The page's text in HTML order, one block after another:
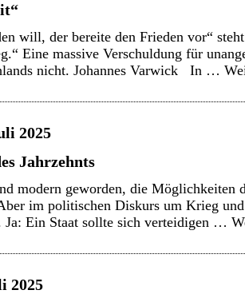
will, der bereite den Frieden vor“
Eine massive Verschuldung für
nicht. Johannes Varwick In …
2025
Jahrzehnts
modern geworden, die Möglichkeiten
im politischen Diskurs um Krieg
Ein Staat sollte sich verteidigen …
2025